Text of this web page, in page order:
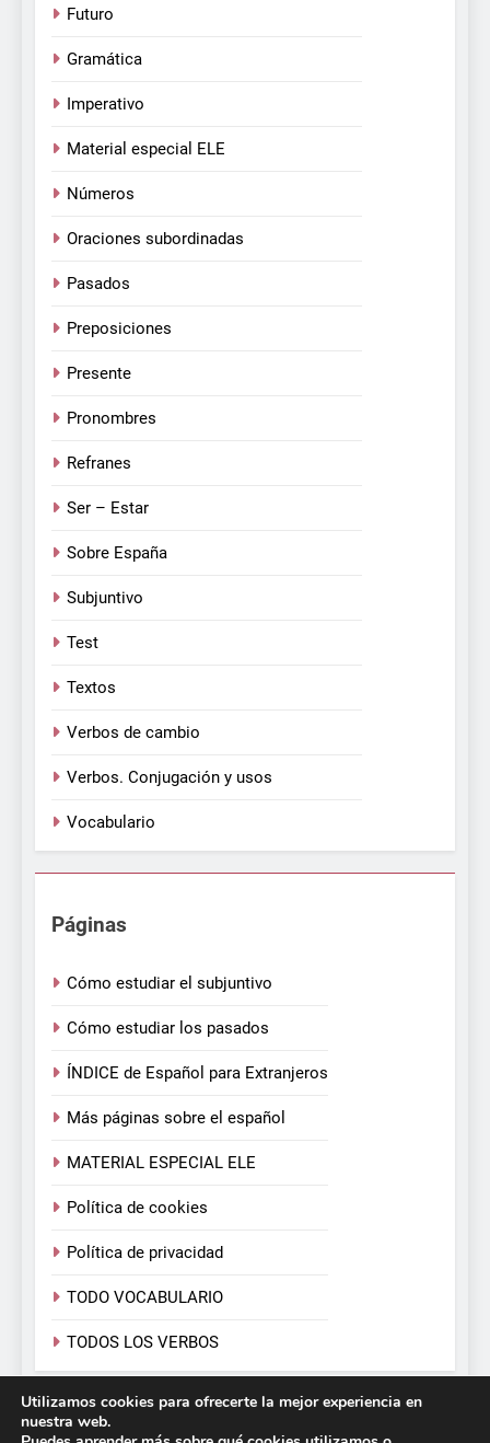
Futuro
Gramática
Imperativo
Material especial ELE
Números
Oraciones subordinadas
Pasados
Preposiciones
Presente
Pronombres
Refranes
Ser – Estar
Sobre España
Subjuntivo
Test
Textos
Verbos de cambio
Verbos. Conjugación y usos
Vocabulario
Páginas
Cómo estudiar el subjuntivo
Cómo estudiar los pasados
ÍNDICE de Español para Extranjeros
Más páginas sobre el español
MATERIAL ESPECIAL ELE
Política de cookies
Política de privacidad
TODO VOCABULARIO
TODOS LOS VERBOS
Español para Extranjeros. Victoria Monera y Carmen
Utilizamos cookies para ofrecerte la mejor experiencia en
nuestra web.